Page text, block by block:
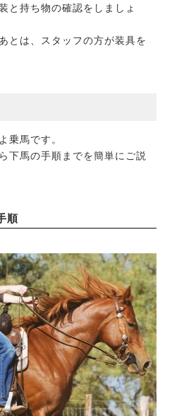
と持ち物の確認をしましょ
とは、スタッフの方が装具を
乗馬です。
下馬の手順までを簡単にご説
順